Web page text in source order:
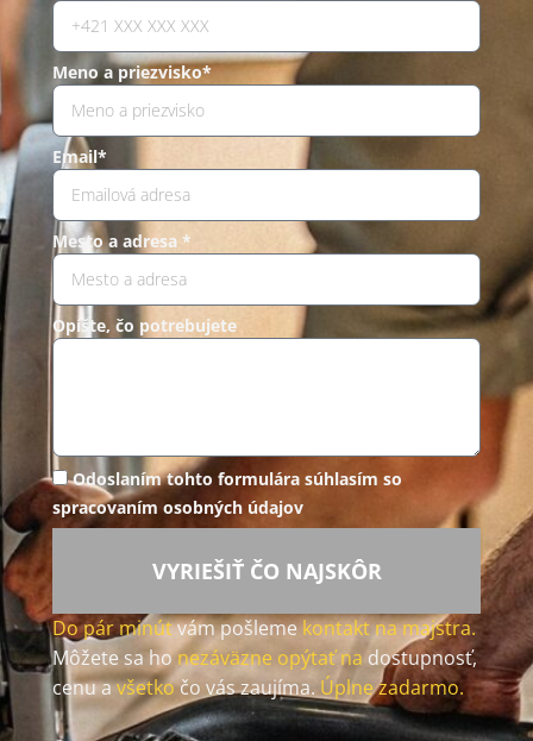
Meno a priezvisko*
Email*
Mesto a adresa *
Opíšte, čo potrebujete
Odoslaním tohto formulára súhlasím so
spracovaním osobných údajov
VYRIEŠIŤ ČO NAJSKÔR
Do pár minútvám pošlemekontakt na majstra.
Môžete sa honezáväzne opýtať na dostupnosť,
cenu avšetkočo vás zaujíma. Úplne zadarmo.